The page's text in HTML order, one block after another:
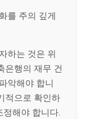
를 주의 깊게
하는 것은 위
은행의 재무 건
악해야 합니
적으로 확인하
해야 합니다.